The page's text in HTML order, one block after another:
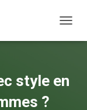
style en
?